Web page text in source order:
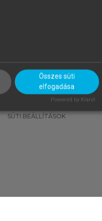
MI – ÁLTALÁNOS IRÁNYELVEK
SÜTI BEÁLLÍTÁSOK
Összes süti
elfogadása
Powered by Klaro!